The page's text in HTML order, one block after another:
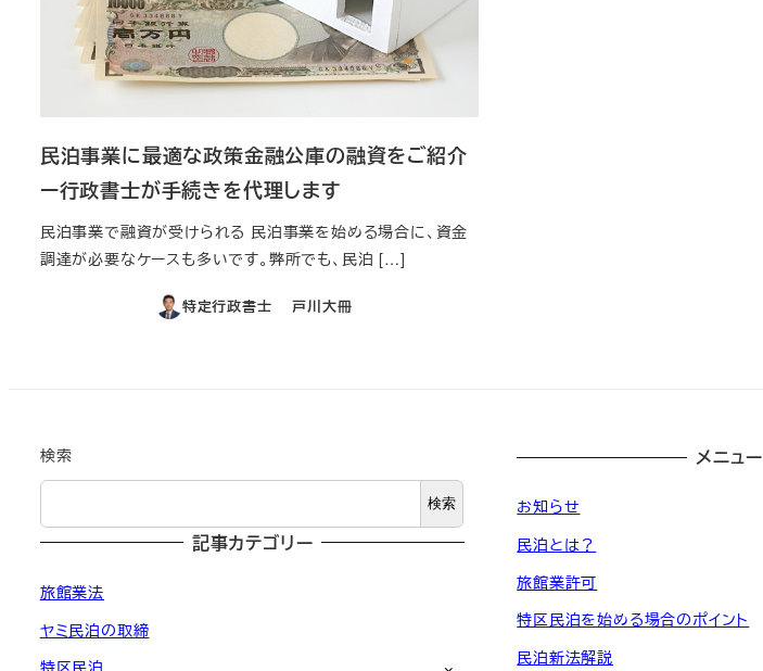
民泊事業に最適な政策金融公庫の融資をご紹介
ー行政書士が手続きを代理します
民泊事業で融資が受けられる 民泊事業を始める場合に、資金
調達が必要なケースも多いです。弊所でも、民泊 […]
特定行政書士 戸川大冊
検索
検索
記事カテゴリー
旅館業法
ヤミ民泊の取締
メニュー
お知らせ
民泊とは？
旅館業許可
特区民泊を始める場合のポイント
民泊新法解説